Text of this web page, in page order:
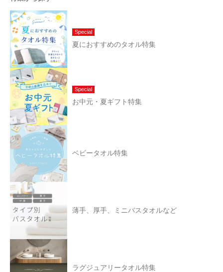
Special
夏におすすめのタオル特集
Special
お中元・夏ギフト特集
ベビータオル特集
薄手、厚手、ミニバスタオルなど
ラグジュアリータオル特集